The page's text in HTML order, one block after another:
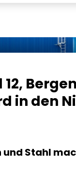
in den
und Stahl